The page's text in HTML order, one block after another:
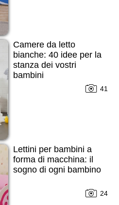
Camere da letto
bianche: 40 idee per la
stanza dei vostri
bambini
41
Lettini per bambini a
forma di macchina: il
sogno di ogni bambino
24